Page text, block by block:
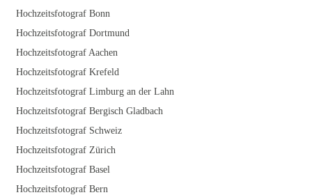
Hochzeitsfotograf Bonn
Hochzeitsfotograf Dortmund
Hochzeitsfotograf Aachen
Hochzeitsfotograf Krefeld
Hochzeitsfotograf Limburg an der Lahn
Hochzeitsfotograf Bergisch Gladbach
Hochzeitsfotograf Schweiz
Hochzeitsfotograf Zürich
Hochzeitsfotograf Basel
Hochzeitsfotograf Bern